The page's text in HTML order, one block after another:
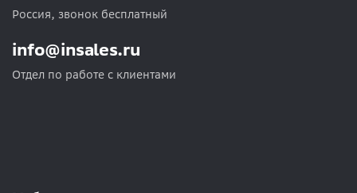
info@insales.ru
Отдел по работе с клиентами
Россия, звонок бесплатный